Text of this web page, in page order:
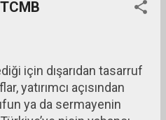
için dışarıdan tasarruf
yatırımcı açısından
ya da sermayenin